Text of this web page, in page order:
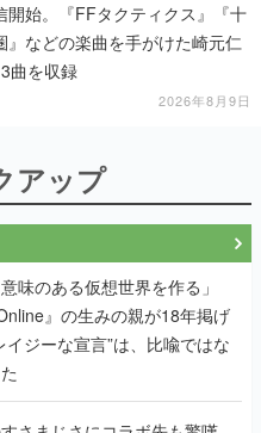
開始。『FFタクティクス』『十
』などの楽曲を手がけた崎元仁
曲を収録
2026年8月9日
アップ
味のある仮想世界を作る」
』の生みの親が18年掲げ
イジーな宣言”は、比喩ではな